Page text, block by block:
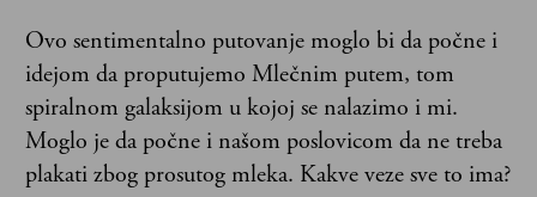
Ovo sentimentalno putovanje moglo bi da počne i
idejom da proputujemo Mlečnim putem, tom
spiralnom galaksijom u kojoj se nalazimo i mi.
Moglo je da počne i našom poslovicom da ne treba
plakati zbog prosutog mleka. Kakve veze sve to ima?